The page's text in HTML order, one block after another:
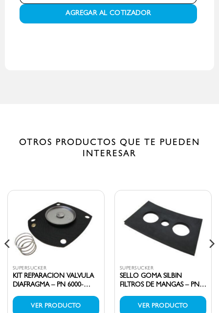
AGREGAR AL COTIZADOR
OTROS PRODUCTOS QUE TE PUEDEN
INTERESAR
SUPERSUCKER
KIT REPARACION VALVULA
DIAFRAGMA – PN 6000-
VER PRODUCTO
SUPERSUCKER
SELLO GOMA SILBIN
FILTROS DE MANGAS – PN
VER PRODUCTO